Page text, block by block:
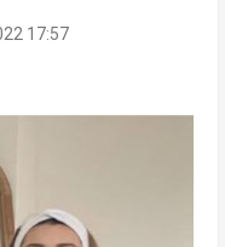
17:57